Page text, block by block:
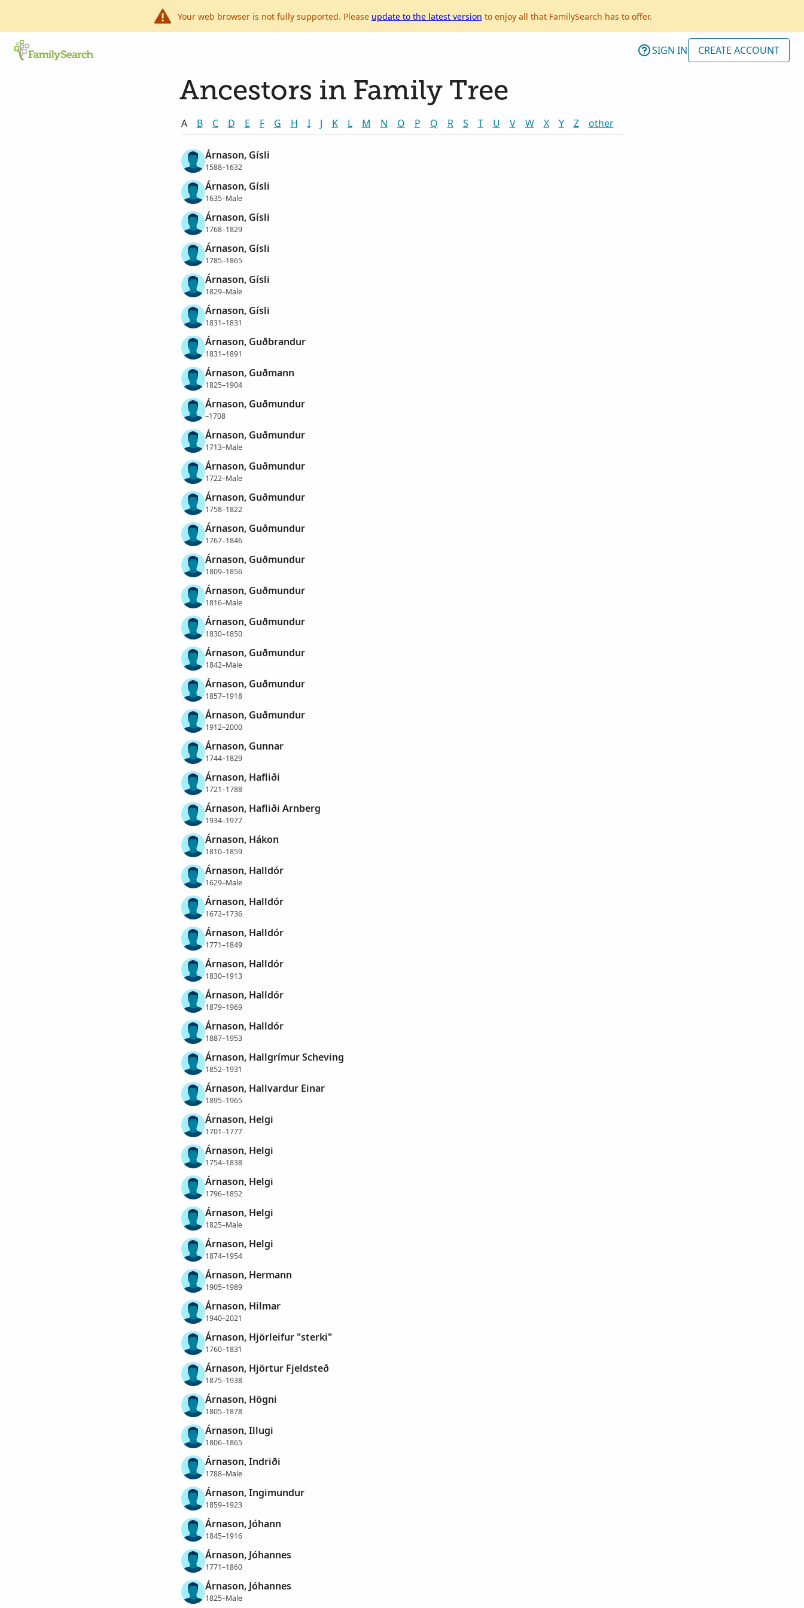
Your web browser is not fully supported. Please update to the latest version to enjoy all that FamilySearch has to offer.
SIGN IN CREATE ACCOUNT
Ancestors in Family Tree
A B C D E F G H I J K L M N O P Q R S T U V W X Y Z other
Árnason, Gísli
1588–1632
Árnason, Gísli
1635–Male
Árnason, Gísli
1768–1829
Árnason, Gísli
1785–1865
Árnason, Gísli
1829–Male
Árnason, Gísli
1831–1831
Árnason, Guðbrandur
1831–1891
Árnason, Guðmann
1825–1904
Árnason, Guðmundur
–1708
Árnason, Guðmundur
1713–Male
Árnason, Guðmundur
1722–Male
Árnason, Guðmundur
1758–1822
Árnason, Guðmundur
1767–1846
Árnason, Guðmundur
1809–1856
Árnason, Guðmundur
1816–Male
Árnason, Guðmundur
1830–1850
Árnason, Guðmundur
1842–Male
Árnason, Guðmundur
1857–1918
Árnason, Guðmundur
1912–2000
Árnason, Gunnar
1744–1829
Árnason, Hafliði
1721–1788
Árnason, Hafliði Arnberg
1934–1977
Árnason, Hákon
1810–1859
Árnason, Halldór
1629–Male
Árnason, Halldór
1672–1736
Árnason, Halldór
1771–1849
Árnason, Halldór
1830–1913
Árnason, Halldór
1879–1969
Árnason, Halldór
1887–1953
Árnason, Hallgrímur Scheving
1852–1931
Árnason, Hallvardur Einar
1895–1965
Árnason, Helgi
1701–1777
Árnason, Helgi
1754–1838
Árnason, Helgi
1796–1852
Árnason, Helgi
1825–Male
Árnason, Helgi
1874–1954
Árnason, Hermann
1905–1989
Árnason, Hilmar
1940–2021
Árnason, Hjörleifur "sterki"
1760–1831
Árnason, Hjörtur Fjeldsteð
1875–1938
Árnason, Högni
1805–1878
Árnason, Illugi
1806–1865
Árnason, Indriði
1788–Male
Árnason, Ingimundur
1859–1923
Árnason, Jóhann
1845–1916
Árnason, Jóhannes
1771–1860
Árnason, Jóhannes
1825–Male